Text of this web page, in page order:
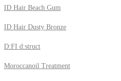
ID Hair Beach Gum
ID Hair Dusty Bronze
D:FI d:struct
Moroccanoil Treatment